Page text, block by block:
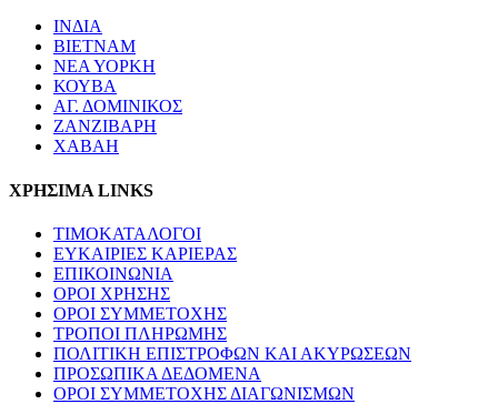
ΙΝΔΙΑ
ΒΙΕΤΝΑΜ
ΝΕΑ ΥΟΡΚΗ
ΚΟΥΒΑ
ΑΓ. ΔΟΜΙΝΙΚΟΣ
ΖΑΝΖΙΒΑΡΗ
ΧΑΒΑΗ
ΧΡΗΣΙΜΑ LINKS
ΤΙΜΟΚΑΤΑΛΟΓΟΙ
ΕΥΚΑΙΡΙΕΣ ΚΑΡΙΕΡΑΣ
ΕΠΙΚΟΙΝΩΝΙΑ
ΟΡΟΙ ΧΡΗΣΗΣ
ΟΡΟΙ ΣΥΜΜΕΤΟΧΗΣ
ΤΡΟΠΟΙ ΠΛΗΡΩΜΗΣ
ΠΟΛΙΤΙΚΗ ΕΠΙΣΤΡΟΦΩΝ ΚΑΙ ΑΚΥΡΩΣΕΩΝ
ΠΡΟΣΩΠΙΚΑ ΔΕΔΟΜΕΝΑ
ΟΡΟΙ ΣΥΜΜΕΤΟΧΗΣ ΔΙΑΓΩΝΙΣΜΩΝ